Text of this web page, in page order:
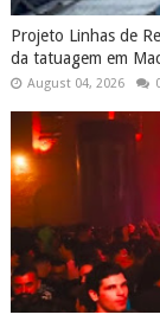
Projeto Linhas de
da tatuagem em
August 04, 2026